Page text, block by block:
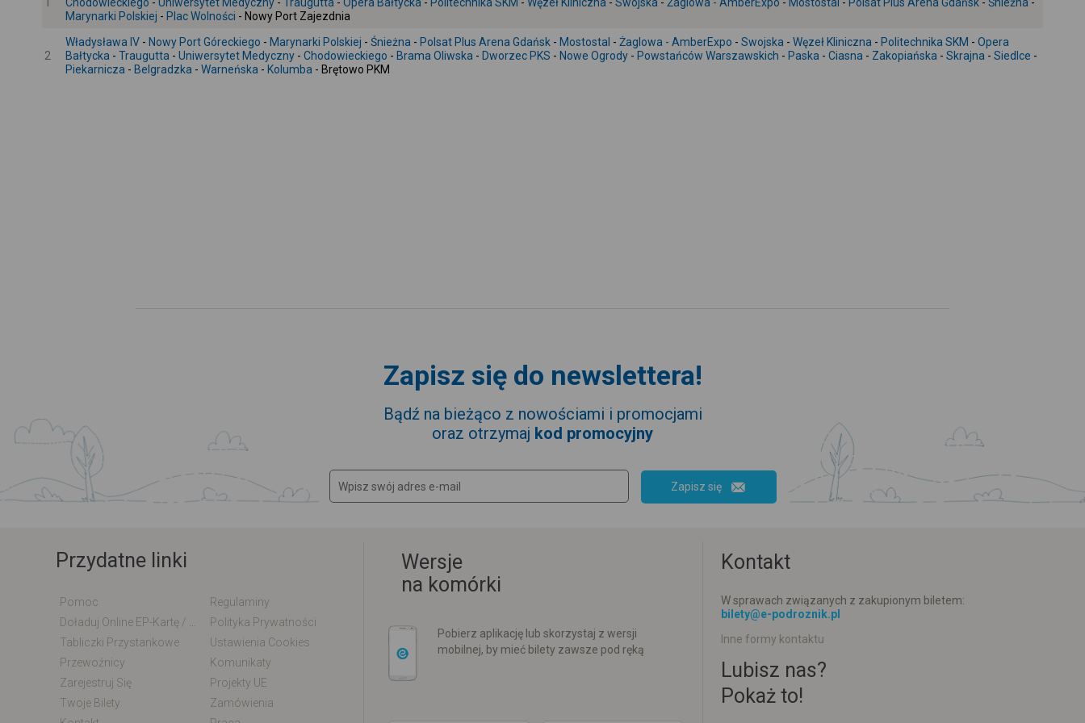
-
Marynarki Polskiej - Plac Wolności - Nowy Port Zajezdnia
2
Władysława IV - Nowy Port Góreckiego - Marynarki Polskiej - Śnieżna - Polsat Plus Arena Gdańsk - Mostostal - Żaglowa - AmberExpo - Swojska - Węzeł Kliniczna - Politechnika SKM - Opera
Bałtycka - Traugutta - Uniwersytet Medyczny - Chodowieckiego - Brama Oliwska - Dworzec PKS - Nowe Ogrody - Powstańców Warszawskich - Paska - Ciasna - Zakopiańska - Skrajna - Siedlce -
Piekarnicza - Belgradzka - Warneńska - Kolumba - Brętowo PKM
Zapisz się do newslettera!
Bądź na bieżąco z nowościami i promocjami
oraz otrzymaj kod promocyjny
Zapisz się
Przydatne linki
Pomoc
Regulaminy
Polityka Prywatności
Tabliczki Przystankowe
Ustawienia Cookies
Przewoźnicy
Komunikaty
Zarejestruj Się
Projekty UE
Twoje Bilety
Zamówienia
Wersje
na komórki
Pobierz aplikację lub skorzystaj z wersji
mobilnej, by mieć bilety zawsze pod ręką
Kontakt
W sprawach związanych z zakupionym biletem:
bilety@e-podroznik.pl
Inne formy kontaktu
Lubisz nas?
Pokaż to!